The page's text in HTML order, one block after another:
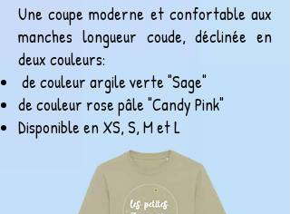
Une coupe moderne et confortable aux
manches longueur coude, déclinée en
deux couleurs:
de couleur argile verte "Sage"
de couleur rose pâle "Candy Pink"
Disponible en XS, S, M et L